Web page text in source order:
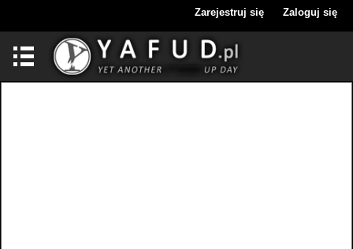
Zarejestruj się Zaloguj się